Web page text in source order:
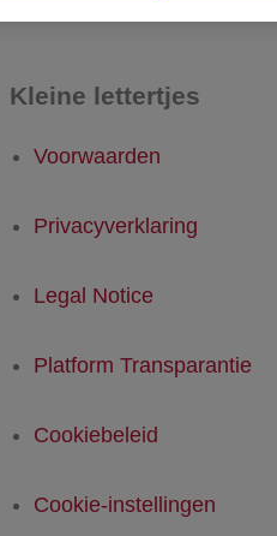
Kleine lettertjes
Voorwaarden
Privacyverklaring
Legal Notice
Platform Transparantie
Cookiebeleid
Cookie-instellingen